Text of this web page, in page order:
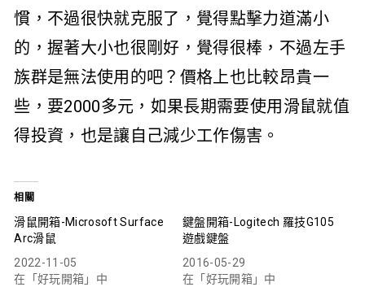
慣，不過很快就克服了，覺得點擊力道滿小
的，握著大小也很剛好，覺得很棒，不過左手
族群是無法使用的吧？價格上也比較昂貴一
些，要2000多元，如果長期需要使用滑鼠就值
得投資，也是讓自己減少工作傷害。
相關
滑鼠開箱-Microsoft Surface
Arc滑鼠
2022-11-05
在「好玩開箱」中
鍵盤開箱-Logitech 羅技G105
遊戲鍵盤
2016-05-29
在「好玩開箱」中